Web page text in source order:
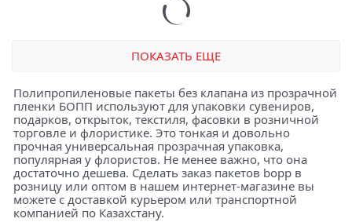
ПОКАЗАТЬ ЕЩЕ
Полипропиленовые пакеты без клапана из прозрачной
пленки БОПП используют для упаковки сувениров,
подарков, открыток, текстиля, фасовки в розничной
торговле и флористике. Это тонкая и довольно
прочная универсальная прозрачная упаковка,
популярная у флористов. Не менее важно, что она
достаточно дешева. Сделать заказ пакетов bopp в
розницу или оптом в нашем интернет-магазине вы
можете с доставкой курьером или транспортной
компанией по Казахстану.